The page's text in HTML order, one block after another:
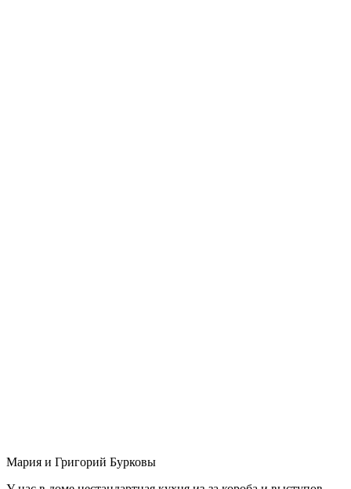
Мария и Григорий Бурковы